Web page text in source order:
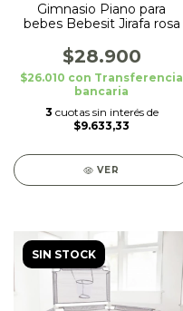
Gimnasio Piano para
bebes Bebesit Jirafa rosa
$28.900
$26.010 con Transferencia
bancaria
3 cuotas sin interés de
$9.633,33
VER
SIN STOCK